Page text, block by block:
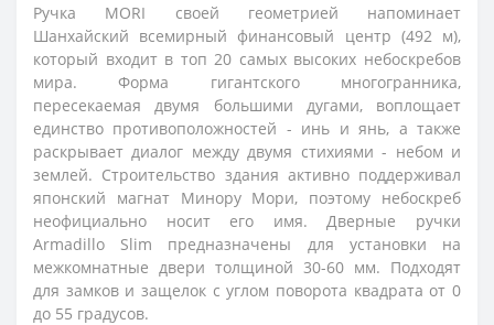
Ручка MORI своей геометрией напоминает
Шанхайский всемирный финансовый центр (492 м),
который входит в топ 20 самых высоких небоскребов
мира. Форма гигантского многогранника,
пересекаемая двумя большими дугами, воплощает
единство противоположностей - инь и янь, а также
раскрывает диалог между двумя стихиями - небом и
землей. Строительство здания активно поддерживал
японский магнат Минору Мори, поэтому небоскреб
неофициально носит его имя. Дверные ручки
Armadillo Slim предназначены для установки на
межкомнатные двери толщиной 30-60 мм. Подходят
для замков и защелок с углом поворота квадрата от 0
до 55 градусов.